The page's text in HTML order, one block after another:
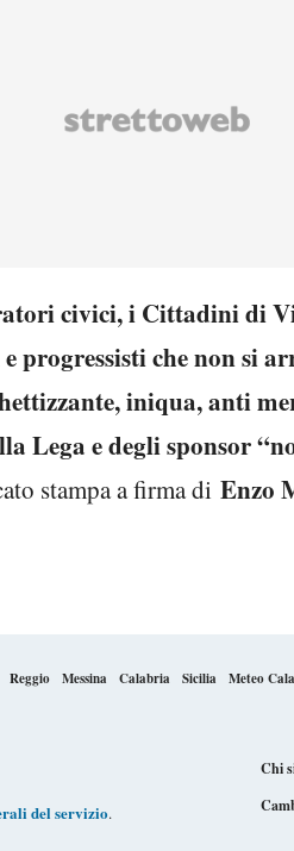
civici, i Cittadini di
che non si
iniqua, anti
Lega e degli sponsor
stampa a firma di Enzo
Reggio Messina Calabria Sicilia Meteo
del servizio.
Chi